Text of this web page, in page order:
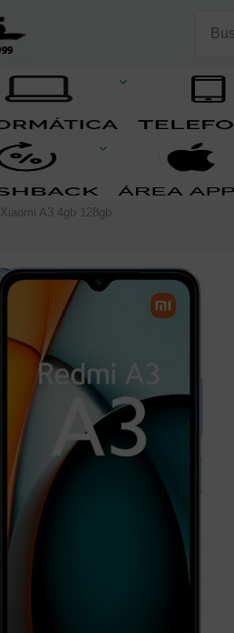
Xiaomi A3 4gb 128gb